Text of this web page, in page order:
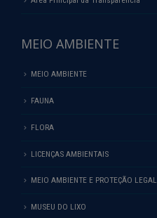
MEIO AMBIENTE
MEIO AMBIENTE
FAUNA
FLORA
LICENÇAS AMBIENTAIS
MEIO AMBIENTE E PROTEÇÃO LEGAL
MUSEU DO LIXO